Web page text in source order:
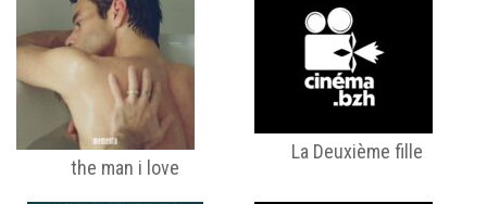
the man i love
La Deuxième fille